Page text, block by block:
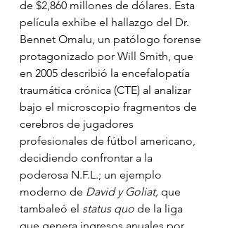
de $2,860 millones de dólares. Esta
película exhibe el hallazgo del Dr.
Bennet Omalu, un patólogo forense
protagonizado por Will Smith, que
en 2005 describió la encefalopatía
traumática crónica (CTE) al analizar
bajo el microscopio fragmentos de
cerebros de jugadores
profesionales de fútbol americano,
decidiendo confrontar a la
poderosa N.F.L.; un ejemplo
moderno de David y Goliat, que
tambaleó el status quo de la liga